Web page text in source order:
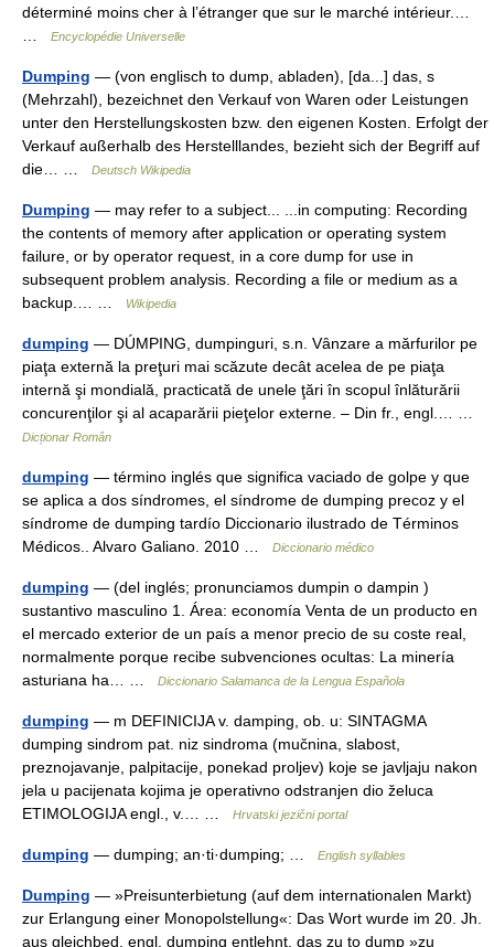
déterminé moins cher à l’étranger que sur le marché intérieur.…
…
Encyclopédie Universelle
Dumping — (von englisch to dump, abladen), [da...] das, s
(Mehrzahl), bezeichnet den Verkauf von Waren oder Leistungen
unter den Herstellungskosten bzw. den eigenen Kosten. Erfolgt der
Verkauf außerhalb des Herstelllandes, bezieht sich der Begriff auf
die… …
Deutsch Wikipedia
Dumping — may refer to a subject... ...in computing: Recording
the contents of memory after application or operating system
failure, or by operator request, in a core dump for use in
subsequent problem analysis. Recording a file or medium as a
backup.… …
Wikipedia
dumping — DÚMPING, dumpinguri, s.n. Vânzare a mărfurilor pe
piaţa externă la preţuri mai scăzute decât acelea de pe piaţa
internă şi mondială, practicată de unele ţări în scopul înlăturării
concurenţilor şi al acaparării pieţelor externe. – Din fr., engl.… …
Dicționar Român
dumping — término inglés que significa vaciado de golpe y que
se aplica a dos síndromes, el síndrome de dumping precoz y el
síndrome de dumping tardío Diccionario ilustrado de Términos
Médicos.. Alvaro Galiano. 2010 …
Diccionario médico
dumping — (del inglés; pronunciamos dumpin o dampin )
sustantivo masculino 1. Área: economía Venta de un producto en
el mercado exterior de un país a menor precio de su coste real,
normalmente porque recibe subvenciones ocultas: La minería
asturiana ha… …
Diccionario Salamanca de la Lengua Española
dumping — m DEFINICIJA v. damping, ob. u: SINTAGMA
dumping sindrom pat. niz sindroma (mučnina, slabost,
preznojavanje, palpitacije, ponekad proljev) koje se javljaju nakon
jela u pacijenata kojima je operativno odstranjen dio želuca
ETIMOLOGIJA engl., v.… …
Hrvatski jezični portal
dumping — dumping; an·ti·dumping; … English syllables
Dumping — »Preisunterbietung (auf dem internationalen Markt)
zur Erlangung einer Monopolstellung«: Das Wort wurde im 20. Jh.
aus gleichbed. engl. dumping entlehnt, das zu to dump »zu